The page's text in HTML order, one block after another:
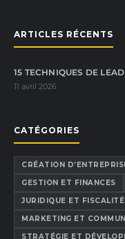
ARTICLES RÉCENTS
15 TECHNIQUES DE
11 avril 2026
CATÉGORIES
CRÉATION
GESTION ET FINANCES
JURIDIQUE ET FISCALITÉ
MARKETING ET
STRATÉGIE ET